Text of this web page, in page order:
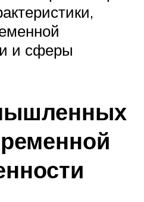
и сферы